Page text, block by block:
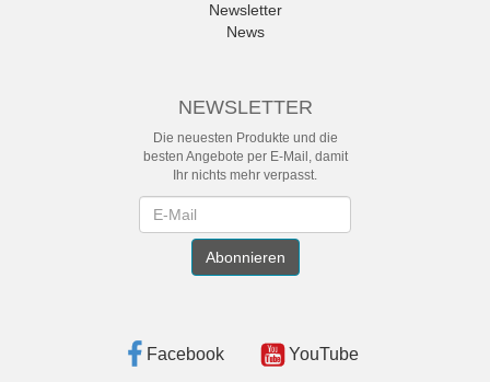
Newsletter
News
NEWSLETTER
Die neuesten Produkte und die
besten Angebote per E-Mail, damit
Ihr nichts mehr verpasst.
Abonnieren
Facebook YouTube